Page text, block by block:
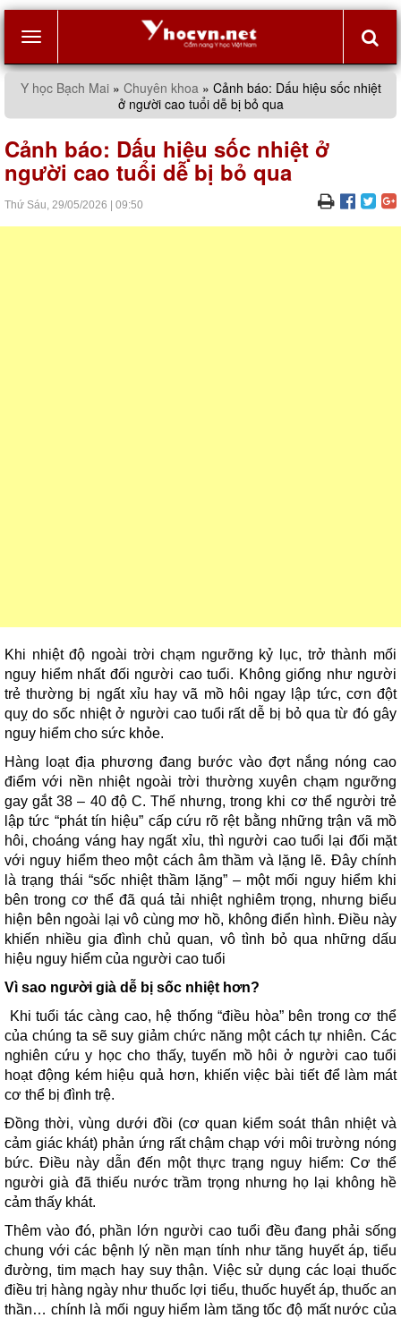
Y học Bạch Mai» Chuyên khoa » Cảnh báo: Dấu hiệu sốc nhiệt
ở người cao tuổi dễ bị bỏ qua
Cảnh báo: Dấu hiệu sốc nhiệt ở
người cao tuổi dễ bị bỏ qua
Thứ Sáu, 29/05/2026 09:50
Khi nhiệt độ ngoài trời chạm ngưỡng kỷ lục, trở thành mối
nguy hiểm nhất đối người cao tuổi. Không giống như người
trẻ thường bị ngất xỉu hay vã mồ hôi ngay lập tức, cơn đột
quỵ do sốc nhiệt ở người cao tuổi rất dễ bị bỏ qua từ đó gây
nguy hiểm cho sức khỏe.
Hàng loạt địa phương đang bước vào đợt nắng nóng cao
điểm với nền nhiệt ngoài trời thường xuyên chạm ngưỡng
gay gắt 38 – 40 độ C. Thế nhưng, trong khi cơ thể người trẻ
lập tức “phát tín hiệu” cấp cứu rõ rệt bằng những trận vã mồ
hôi, choáng váng hay ngất xỉu, thì người cao tuổi lại đối mặt
với nguy hiểm theo một cách âm thầm và lặng lẽ. Đây chính
là trạng thái “sốc nhiệt thầm lặng” – một mối nguy hiểm khi
bên trong cơ thể đã quá tải nhiệt nghiêm trọng, nhưng biểu
hiện bên ngoài lại vô cùng mơ hồ, không điển hình. Điều này
khiến nhiều gia đình chủ quan, vô tình bỏ qua những dấu
hiệu nguy hiểm của người cao tuổi
Vì sao người già dễ bị sốc nhiệt hơn?
Khi tuổi tác càng cao, hệ thống “điều hòa” bên trong cơ thể
của chúng ta sẽ suy giảm chức năng một cách tự nhiên. Các
nghiên cứu y học cho thấy, tuyến mồ hôi ở người cao tuổi
hoạt động kém hiệu quả hơn, khiến việc bài tiết để làm mát
cơ thể bị đình trệ.
Đồng thời, vùng dưới đồi (cơ quan kiểm soát thân nhiệt và
cảm giác khát) phản ứng rất chậm chạp với môi trường nóng
bức. Điều này dẫn đến một thực trạng nguy hiểm: Cơ thể
người già đã thiếu nước trầm trọng nhưng họ lại không hề
cảm thấy khát.
Thêm vào đó, phần lớn người cao tuổi đều đang phải sống
chung với các bệnh lý nền mạn tính như tăng huyết áp, tiểu
đường, tim mạch hay suy thận. Việc sử dụng các loại thuốc
điều trị hàng ngày như thuốc lợi tiểu, thuốc huyết áp, thuốc an
thần… chính là mối nguy hiểm làm tăng tốc độ mất nước của